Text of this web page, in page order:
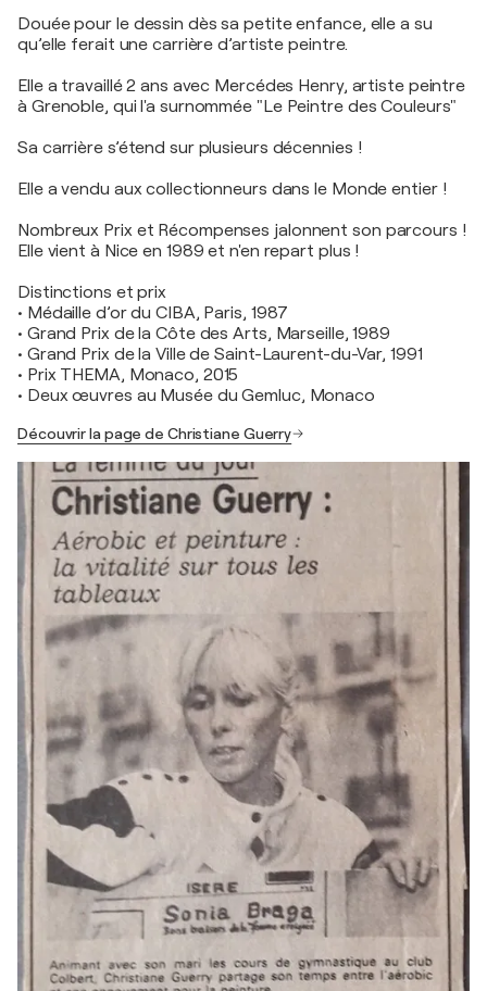
Douée pour le dessin dès sa petite enfance, elle a su
qu’elle ferait une carrière d’artiste peintre.
Elle a travaillé 2 ans avec Mercédes Henry, artiste peintre
à Grenoble, qui l'a surnommée "Le Peintre des Couleurs"
Sa carrière s’étend sur plusieurs décennies !
Elle a vendu aux collectionneurs dans le Monde entier !
Nombreux Prix et Récompenses jalonnent son parcours !
Elle vient à Nice en 1989 et n'en repart plus !
Distinctions et prix
• Médaille d’or du CIBA, Paris, 1987
• Grand Prix de la Côte des Arts, Marseille, 1989
• Grand Prix de la Ville de Saint-Laurent-du-Var, 1991
• Prix THEMA, Monaco, 2015
• Deux œuvres au Musée du Gemluc, Monaco
Découvrir la page de Christiane Guerry